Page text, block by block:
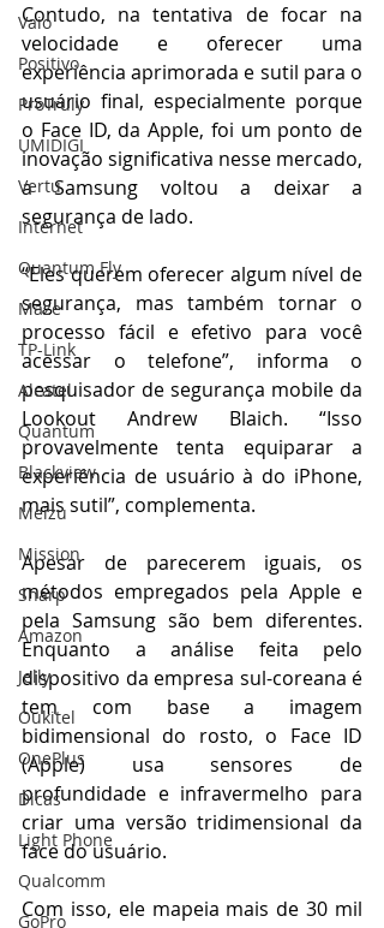
Vaio
Positivo
ProTruly
UMIDIGI
Vertu
Internet
Quantum Fly
Maze
TP-Link
Alcatel
Quantum
Blackview
Meizu
Mission
Sharp
Amazon
Jelly
Oukitel
OnePlus
Dicas
Light Phone
Qualcomm
GoPro
Contudo, na tentativa de focar na
velocidade e oferecer uma
experiência aprimorada e sutil para o
usuário final, especialmente porque
o Face ID, da Apple, foi um ponto de
inovação significativa nesse mercado,
a Samsung voltou a deixar a
segurança de lado.
“Eles querem oferecer algum nível de
segurança, mas também tornar o
processo fácil e efetivo para você
acessar o telefone”, informa o
pesquisador de segurança mobile da
Lookout Andrew Blaich. “Isso
provavelmente tenta equiparar a
experiência de usuário à do iPhone,
mais sutil”, complementa.
Apesar de parecerem iguais, os
métodos empregados pela Apple e
pela Samsung são bem diferentes.
Enquanto a análise feita pelo
dispositivo da empresa sul-coreana é
tem com base a imagem
bidimensional do rosto, o Face ID
(Apple) usa sensores de
profundidade e infravermelho para
criar uma versão tridimensional da
face do usuário.
Com isso, ele mapeia mais de 30 mil